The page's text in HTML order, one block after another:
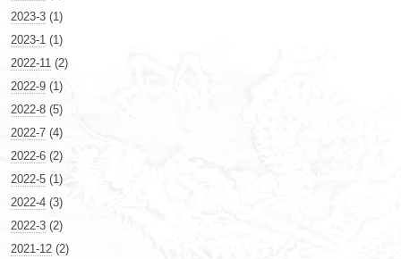
2023-3 (1)
2023-1 (1)
2022-11 (2)
2022-9 (1)
2022-8 (5)
2022-7 (4)
2022-6 (2)
2022-5 (1)
2022-4 (3)
2022-3 (2)
2021-12 (2)